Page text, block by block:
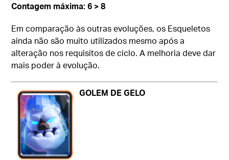
Contagem máxima: 6 > 8
Em comparação às outras evoluções, os Esqueletos
ainda não são muito utilizados mesmo após a
alteração nos requisitos de ciclo. A melhoria deve dar
mais poder à evolução.
GOLEM DE GELO